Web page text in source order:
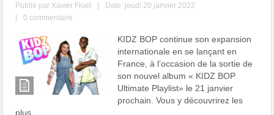
Publié par Xavier Fluet
Date :jeudi 20 janvier 2022
0 commentaire
KIDZ BOP continue son expansion
internationale en se lançant en
France, à l’occasion de la sortie de
son nouvel album « KIDZ BOP
Ultimate Playlist» le 21 janvier
prochain. Vous y découvrirez les
plus ...